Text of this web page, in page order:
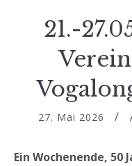
21.-
27. Mai 2026
Ein Wochenende,